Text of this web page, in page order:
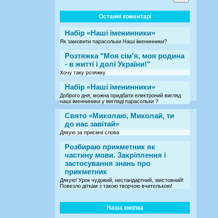
Останні коментарі
Набір «Наші іменинники»
Як замовити парасольки Наші іменинники?
Розтяжка "Моя сім'я, моя родина
- в житті і долі України!"
Хочу таку розяжку
Набір «Наші іменинники»
Доброго дня, можна придбати електроний вигляд
наші іменниники у вигляді парасольки ?
Свято «Миколаю, Миколай, ти
до нас завітай»
Дякую за приємні слова
Розбираю прикметник як
частину мови. Закріплення і
застосування знань про
прикметник
Дякую! Урок чудовий, нестандартний, змістовний!
Повезло діткам з такою творчою вчителькою!
Наша кнопка